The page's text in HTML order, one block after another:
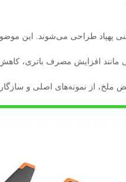
طراحی می‌شوند. این موضوع
مانند افزایش مصرف باتری،
ملخ، از نمونه‌های اصلی و